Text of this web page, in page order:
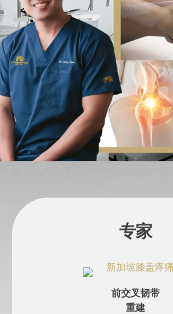
专家
前交叉韧带
重建